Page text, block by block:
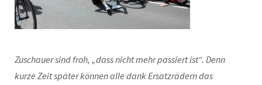
Zuschauer sind froh, „dass nicht mehr passiert ist“. Denn
kurze Zeit später können alle dankErsatzrädern das